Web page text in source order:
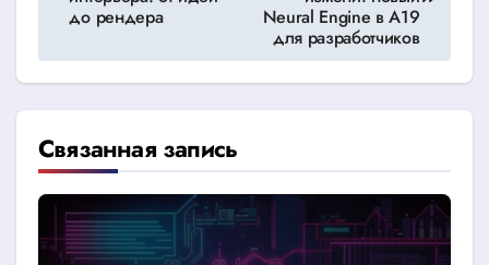
записям
до рендера
Neural Engine в A19
для разработчиков
Связанная запись